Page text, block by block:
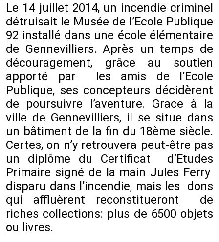
Le 14 juillet 2014, un incendie criminel
détruisait le Musée de l’Ecole Publique
92 installé dans une école élémentaire
de Gennevilliers. Après un temps de
découragement, grâce au soutien
apporté par les amis de l’Ecole
Publique, ses concepteurs décidèrent
de poursuivre l’aventure. Grace à la
ville de Gennevilliers, il se situe dans
un bâtiment de la fin du 18ème siècle.
Certes, on n’y retrouvera peut-être pas
un diplôme du Certificat d’Etudes
Primaire signé de la main Jules Ferry
disparu dans l’incendie, mais les dons
qui affluèrent reconstitueront de
riches collections: plus de 6500 objets
ou livres.